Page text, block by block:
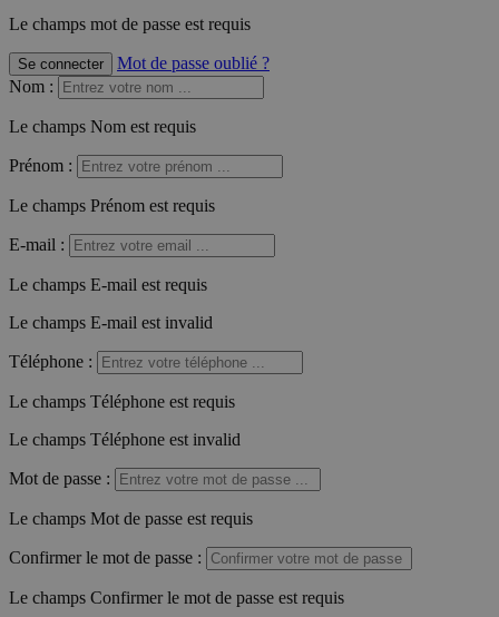
Le champs mot de passe est requis
Se connecter
Mot de passe oublié ?
Nom :
Le champs Nom est requis
Prénom :
Le champs Prénom est requis
E-mail :
Le champs E-mail est requis
Le champs E-mail est invalid
Téléphone :
Le champs Téléphone est requis
Le champs Téléphone est invalid
Mot de passe :
Le champs Mot de passe est requis
Confirmer le mot de passe :
Le champs Confirmer le mot de passe est requis